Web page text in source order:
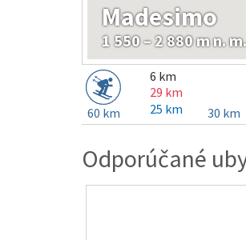
Madesimo
1 550 – 2 880 m n. m.
60 km
6 km
29 km
25 km
30 km
Odporúčané